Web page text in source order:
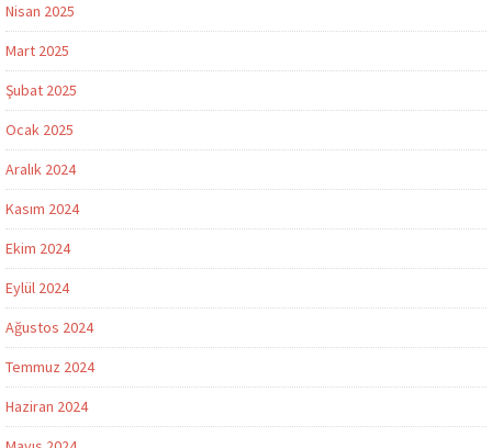
Nisan 2025
Mart 2025
Şubat 2025
Ocak 2025
Aralık 2024
Kasım 2024
Ekim 2024
Eylül 2024
Ağustos 2024
Temmuz 2024
Haziran 2024